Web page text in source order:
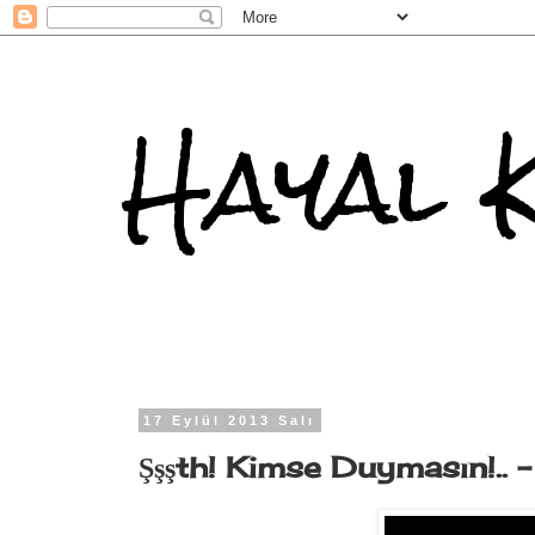
Hayal
17 Eylül 2013 Salı
Şşşth! Kimse Duymasın!..